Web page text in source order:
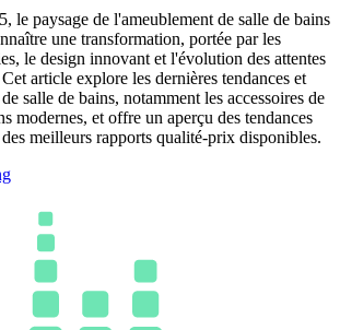
le paysage de l'ameublement de salle de bains
une transformation, portée par les
le design innovant et l'évolution des attentes
article explore les dernières tendances et
salle de bains, notamment les accessoires de
modernes, et offre un aperçu des tendances
meilleurs rapports qualité-prix disponibles.